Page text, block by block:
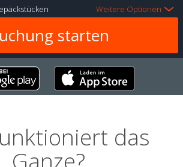
Weitere Optionen
das
Ganze?